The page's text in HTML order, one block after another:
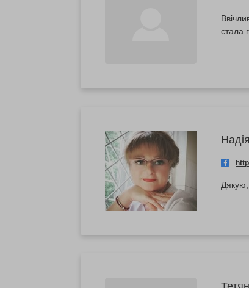
стала
Надія
Дякую,